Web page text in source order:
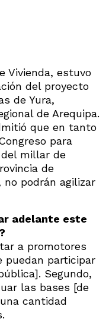
Vivienda, estuvo
del proyecto
de Yura,
de Arequipa.
que en tanto
para
millar de
de
no podrán agilizar
adelante este
a promotores
puedan participar
Segundo,
las bases [de
cantidad